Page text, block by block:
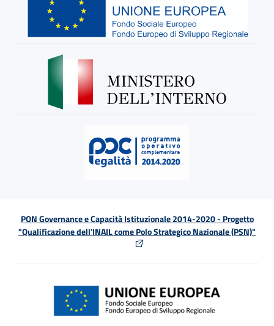
PON Governance e Capacità Istituzionale 2014-2020 - Progetto
"Qualificazione dell'INAIL come Polo Strategico Nazionale (PSN)"